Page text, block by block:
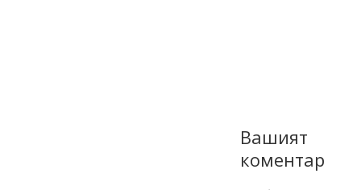
Вашият
коментар